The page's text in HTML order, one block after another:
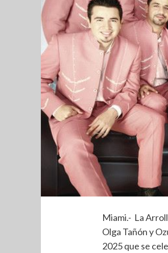
Miami.- La
Olga Tañón y
2025 que se